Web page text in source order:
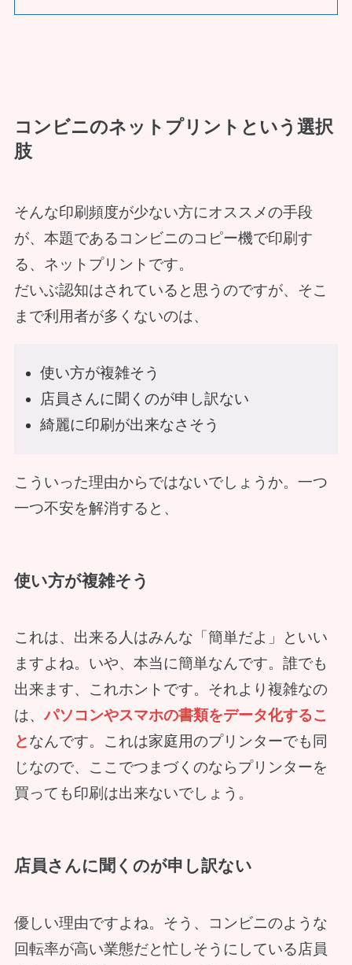
コンビニのネットプリントという選択
肢
そんな印刷頻度が少ない方にオススメの手段
が、本題であるコンビニのコピー機で印刷す
る、ネットプリントです。
だいぶ認知はされていると思うのですが、そこ
まで利用者が多くないのは、
使い方が複雑そう
店員さんに聞くのが申し訳ない
綺麗に印刷が出来なさそう
こういった理由からではないでしょうか。一つ
一つ不安を解消すると、
使い方が複雑そう
これは、出来る人はみんな「簡単だよ」といい
ますよね。いや、本当に簡単なんです。誰でも
出来ます、これホントです。それより複雑なの
は、パソコンやスマホの書類をデータ化するこ
となんです。これは家庭用のプリンターでも同
じなので、ここでつまづくのならプリンターを
買っても印刷は出来ないでしょう。
店員さんに聞くのが申し訳ない
優しい理由ですよね。そう、コンビニのような
回転率が高い業態だと忙しそうにしている店員